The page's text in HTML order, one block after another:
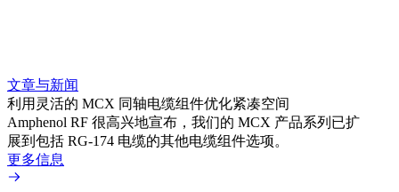
文章与新闻
利用灵活的 MCX 同轴电缆组件优化紧凑空间
Amphenol RF 很高兴地宣布，我们的 MCX 产品系列已扩
展到包括 RG-174 电缆的其他电缆组件选项。
更多信息